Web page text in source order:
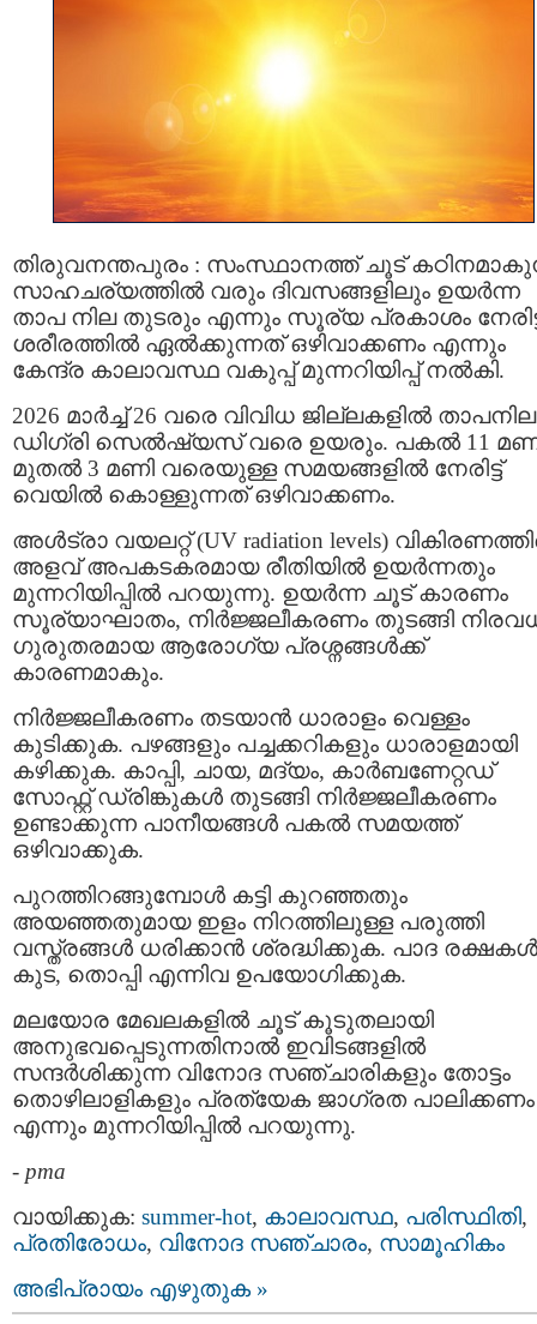
തിരുവനന്തപുരം : സംസ്ഥാനത്ത് ചൂട്
സാഹചര്യത്തിൽ വരും ദിവസങ്ങളിലും ഉയർന്ന
താപ നില തുടരും എന്നും സൂര്യ പ്രകാശം
ശരീരത്തിൽ ഏൽക്കുന്നത് ഒഴിവാക്കണം എന്നും
കേന്ദ്ര കാലാവസ്ഥ വകുപ്പ് മുന്നറിയിപ്പ് നൽകി.
2026 മാർച്ച് 26 വരെ വിവിധ ജില്ലകളിൽ താപനില
ഡിഗ്രി സെല്‍ഷ്യസ് വരെ ഉയരും. പകൽ 11
മുതൽ 3 മണി വരെയുള്ള സമയങ്ങളിൽ നേരിട്ട്
വെയിൽ കൊള്ളുന്നത് ഒഴിവാക്കണം.
അൾട്രാ വയലറ്റ് (UV radiation levels)
അളവ് അപകടകരമായ രീതിയിൽ ഉയർന്നതും
മുന്നറിയിപ്പിൽ പറയുന്നു. ഉയര്‍ന്ന ചൂട് കാരണം
സൂര്യാഘാതം, നിര്‍ജ്ജലീകരണം തുടങ്ങി
ഗുരുതരമായ ആരോഗ്യ പ്രശ്നങ്ങള്‍ക്ക്
കാരണമാകും.
നിർജ്ജലീകരണം തടയാൻ ധാരാളം വെള്ളം
കുടിക്കുക. പഴങ്ങളും പച്ചക്കറികളും ധാരാളമായി
കഴിക്കുക. കാപ്പി, ചായ, മദ്യം, കാര്‍ബണേറ്റഡ്
സോഫ്റ്റ് ഡ്രിങ്കുകള്‍ തുടങ്ങി നിർജ്ജലീകരണം
ഉണ്ടാക്കുന്ന പാനീയങ്ങൾ പകല്‍ സമയത്ത്
ഒഴിവാക്കുക.
പുറത്തിറങ്ങുമ്പോള്‍ കട്ടി കുറഞ്ഞതും
അയഞ്ഞതുമായ ഇളം നിറത്തിലുള്ള പരുത്തി
വസ്ത്രങ്ങൾ ധരിക്കാൻ ശ്രദ്ധിക്കുക. പാദ
കുട, തൊപ്പി എന്നിവ ഉപയോഗിക്കുക.
മലയോര മേഖലകളിൽ ചൂട് കൂടുതലായി
അനുഭവപ്പെടുന്നതിനാൽ ഇവിടങ്ങളിൽ
സന്ദർശിക്കുന്ന വിനോദ സഞ്ചാരികളും തോട്ടം
തൊഴിലാളികളും പ്രത്യേക ജാഗ്രത പാലിക്കണം
എന്നും മുന്നറിയിപ്പിൽ പറയുന്നു.
- pma
വായിക്കുക: summer-hot, കാലാവസ്ഥ, പരിസ്ഥിതി,
പ്രതിരോധം, വിനോദ സഞ്ചാരം, സാമൂഹികം
അഭിപ്രായം എഴുതുക »